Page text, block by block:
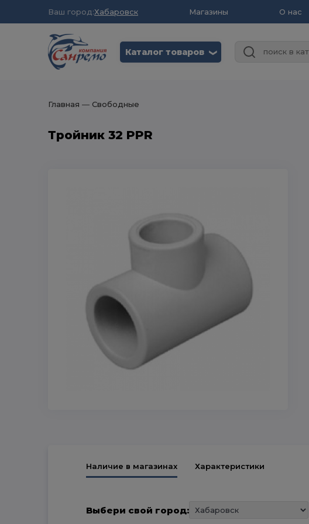
Ваш город:Хабаровск Магазины О нас
Каталог товаров ❮
Главная ― Свободные
Тройник 32 PPR
Наличие в магазинах Характеристики
Выбери свой город: